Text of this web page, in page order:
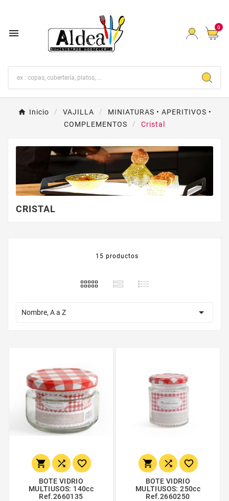
 0
Inicio VAJILLA
MINIATURAS • APERITIVOS •
COMPLEMENTOS
Cristal
CRISTAL
15 productos
Nombre, A a Z 
  
BOTE VIDRIO
MULTIUSOS: 140cc
Ref.2660135
  
BOTE VIDRIO
MULTIUSOS: 250cc
Ref.2660250